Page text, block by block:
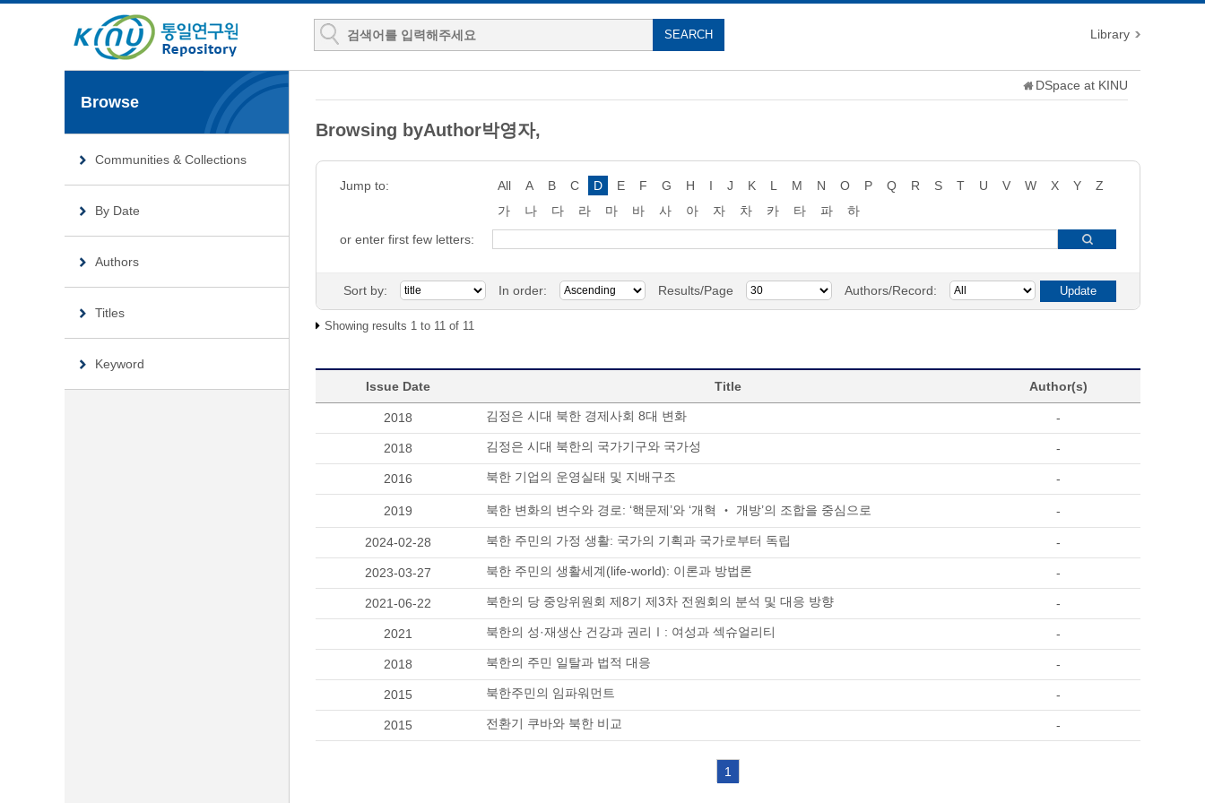
Library
Browse
Communities & Collections
By Date
Authors
Titles
Keyword
DSpace at KINU
Browsing byAuthor박영자,
Jump to: All A B C D E F G H I J K L M N O P Q R S T U V W X Y
Z
가
나 다 라 마 바 사 아 자 차 카 타 파
하
or enter first few letters:
Sort by: In order: Results/Page Authors/Record:
Showing results 1 to 11 of 11
Issue Date Title Author(s)
2018 김정은 시대 북한 경제사회 8대 변화 -
2018 김정은 시대 북한의 국가기구와 국가성 -
2016 북한 기업의 운영실태 및 지배구조 -
2019 북한 변화의 변수와 경로: ‘핵문제’와 ‘개혁 ‧ 개방’의 조합을 중심으로 -
2024-02-28 북한 주민의 가정 생활: 국가의 기획과 국가로부터 독립 -
2023-03-27 북한 주민의 생활세계(life-world): 이론과 방법론 -
2021-06-22 북한의 당 중앙위원회 제8기 제3차 전원회의 분석 및 대응 방향 -
2021 북한의 성·재생산 건강과 권리Ⅰ: 여성과 섹슈얼리티 -
2018 북한의 주민 일탈과 법적 대응 -
2015 북한주민의 임파워먼트 -
2015 전환기 쿠바와 북한 비교 -
1